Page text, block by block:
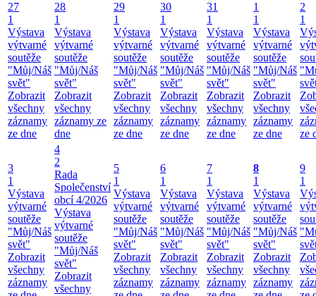
27
1
Výstava
výtvarné
soutěže
"Můj/Náš
svět"
Zobrazit
všechny
záznamy
ze dne
28
1
Výstava
výtvarné
soutěže
"Můj/Náš
svět"
Zobrazit
všechny
záznamy ze
dne
29
1
Výstava
výtvarné
soutěže
"Můj/Náš
svět"
Zobrazit
všechny
záznamy
ze dne
30
1
Výstava
výtvarné
soutěže
"Můj/Náš
svět"
Zobrazit
všechny
záznamy
ze dne
31
1
Výstava
výtvarné
soutěže
"Můj/Náš
svět"
Zobrazit
všechny
záznamy
ze dne
1
1
Výstava
výtvarné
soutěže
"Můj/Náš
svět"
Zobrazit
všechny
záznamy
ze dne
2
1
ze
3
1
Výstava
výtvarné
soutěže
"Můj/Náš
svět"
Zobrazit
všechny
záznamy
4
2
Rada
Společenství
obcí 4/2026
Výstava
výtvarné
soutěže
"Můj/Náš
svět"
Zobrazit
všechny
5
1
Výstava
výtvarné
soutěže
"Můj/Náš
svět"
Zobrazit
všechny
záznamy
6
1
Výstava
výtvarné
soutěže
"Můj/Náš
svět"
Zobrazit
všechny
záznamy
7
1
Výstava
výtvarné
soutěže
"Můj/Náš
svět"
Zobrazit
všechny
záznamy
8
1
Výstava
výtvarné
soutěže
"Můj/Náš
svět"
Zobrazit
všechny
záznamy
9
1